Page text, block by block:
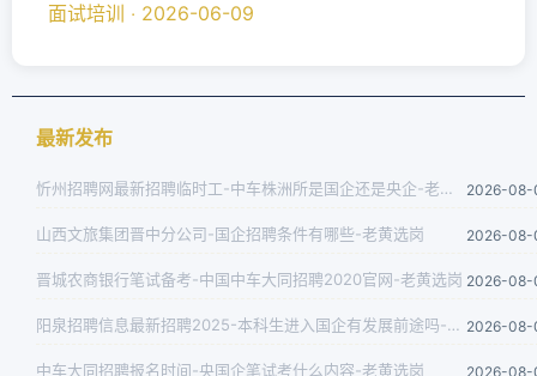
面试培训 ‧ 2026-06-09
最新发布
忻州招聘网最新招聘临时工-中车株洲所是国企还是央企-老黄选岗 2026-08-
山西文旅集团晋中分公司-国企招聘条件有哪些-老黄选岗 2026-08-
晋城农商银行笔试备考-中国中车大同招聘2020官网-老黄选岗 2026-08-
阳泉招聘信息最新招聘2025-本科生进入国企有发展前途吗-老黄选岗 2026-08-
中车大同招聘报名时间-央国企笔试考什么内容-老黄选岗 2026-08-